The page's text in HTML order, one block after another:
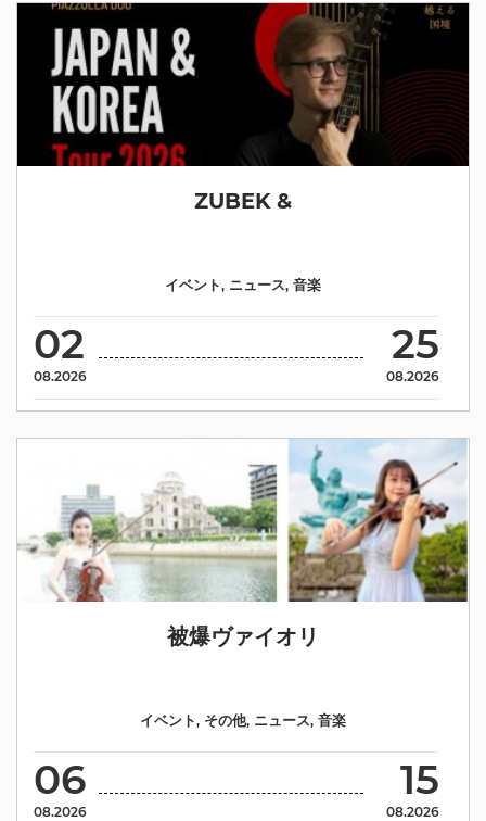
ZUBEK &
02
08.2026
25
08.2026
イベント, ニュース, 音楽
被爆ヴァイオリ
06
08.2026
15
08.2026
イベント, その他, ニュース, 音楽